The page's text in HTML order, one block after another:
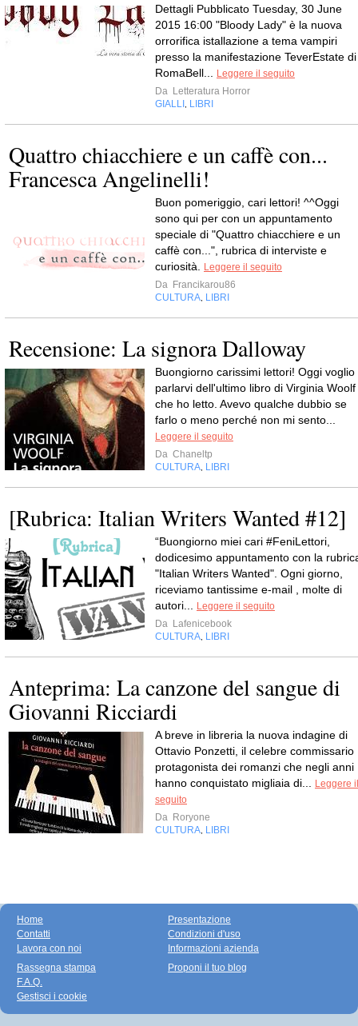
Dettagli Pubblicato Tuesday, 30 June
2015 16:00 "Bloody Lady" è la nuova
orrorifica istallazione a tema vampiri
presso la manifestazione TeverEstate di
RomaBell...
Leggere il seguito
Da Letteratura Horror
GIALLI
LIBRI
Quattro chiacchiere e un caffè con...
Francesca Angelinelli!
Buon pomeriggio, cari lettori! ^^Oggi
sono qui per con un appuntamento
speciale di "Quattro chiacchiere e un
caffè con...", rubrica di interviste e
curiosità.
Leggere il seguito
Da Francikarou86
CULTURA LIBRI
Recensione: La signora Dalloway
Buongiorno carissimi lettori! Oggi voglio
parlarvi dell'ultimo libro di Virginia Woolf
che ho letto. Avevo qualche dubbio se
farlo o meno perché non mi sento...
Leggere il seguito
Da Chaneltp
CULTURA LIBRI
[Rubrica: Italian Writers Wanted #12]
“Buongiorno miei cari #FeniLettori,
dodicesimo appuntamento con la
"Italian Writers Wanted". Ogni giorno,
riceviamo tantissime e-mail , molte di
autori...
Leggere il seguito
Da Lafenicebook
CULTURA LIBRI
Anteprima: La canzone del sangue di
Giovanni Ricciardi
A breve in libreria la nuova indagine di
Ottavio Ponzetti, il celebre commissario
protagonista dei romanzi che negli anni
hanno conquistato migliaia di...
Leggere il
seguito
Da Roryone
CULTURA LIBRI
Home
Contatti
Lavora con noi
Presentazione
Condizioni d'uso
Informazioni azienda
Rassegna stampa
F.A.Q.
Gestisci i cookie
Proponi il tuo blog